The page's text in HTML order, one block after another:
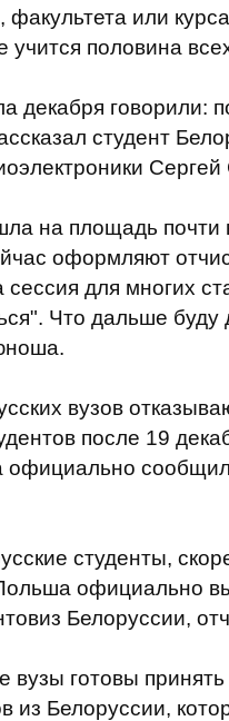
факультета или
учится половина
декабря говорили:
студент
Сергей
на площадь почти
оформляют
сессия для многих
Что дальше
вузов
после 19
официально
студенты,
официально
Белоруссии,
вузы готовы
из Белоруссии,